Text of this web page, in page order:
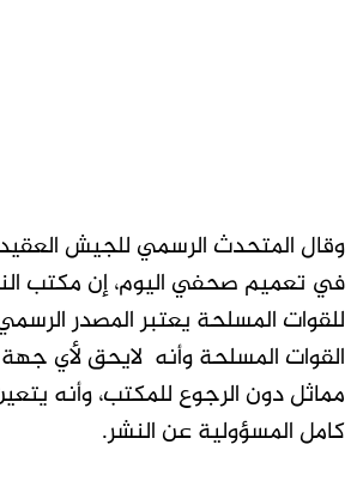
وقال المتحدث الرسمي للجيش العقيد
في تعميم صحفي اليوم، إن مكتب
للقوات المسلحة يعتبر المصدر
القوات المسلحة وأنه لايحق لأي
مماثل دون الرجوع للمكتب، وأنه
كامل المسؤولية عن النشر.